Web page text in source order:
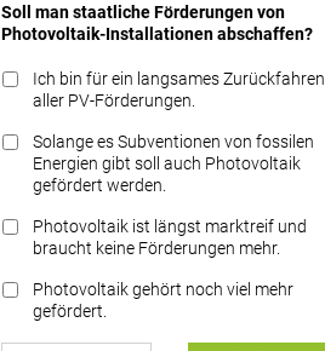
Datenschutz FAQs
Soll man staatliche Förderungen von
Photovoltaik-Installationen abschaffen?
Ich bin für ein langsames Zurückfahren
aller PV-Förderungen.
Solange es Subventionen von fossilen
Energien gibt soll auch Photovoltaik
gefördert werden.
Photovoltaik ist längst marktreif und
braucht keine Förderungen mehr.
Photovoltaik gehört noch viel mehr
gefördert.